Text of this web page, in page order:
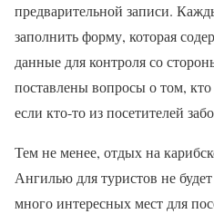
предварительной записи.
заполнить форму, которая
данные для контроля со
поставлены вопросы о том,
если кто-то из посетителей
Тем не менее, отдых на
Ангилью для туристов не
много интересных мест для